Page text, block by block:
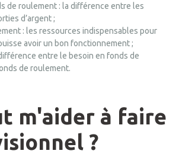
de roulement : la différence entre les
d’argent ;
: les ressources indispensables pour
avoir un bon fonctionnement ;
entre le besoin en fonds de
de roulement.
m'aider à faire
?